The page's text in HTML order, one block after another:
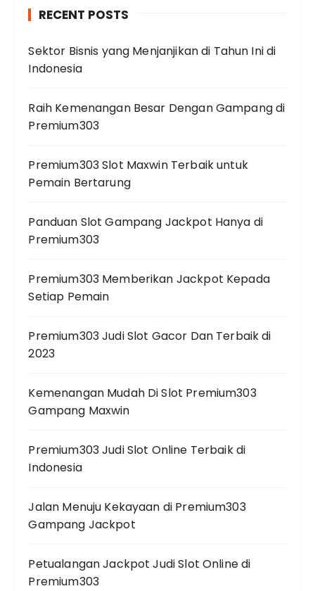
RECENT POSTS
Sektor Bisnis yang Menjanjikan di Tahun Ini di
Indonesia
Raih Kemenangan Besar Dengan Gampang di
Premium303
Premium303 Slot Maxwin Terbaik untuk
Pemain Bertarung
Panduan Slot Gampang Jackpot Hanya di
Premium303
Premium303 Memberikan Jackpot Kepada
Setiap Pemain
Premium303 Judi Slot Gacor Dan Terbaik di
2023
Kemenangan Mudah Di Slot Premium303
Gampang Maxwin
Premium303 Judi Slot Online Terbaik di
Indonesia
Jalan Menuju Kekayaan di Premium303
Gampang Jackpot
Petualangan Jackpot Judi Slot Online di
Premium303